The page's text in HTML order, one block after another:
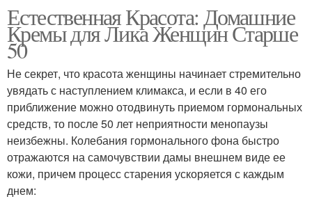
Естественная Красота: Домашние
Кремы для Лика Женщин Старше
50
Не секрет, что красота женщины начинает стремительно
увядать с наступлением климакса, и если в 40 его
приближение можно отодвинуть приемом гормональных
средств, то после 50 лет неприятности менопаузы
неизбежны. Колебания гормонального фона быстро
отражаются на самочувствии дамы внешнем виде ее
кожи, причем процесс старения ускоряется с каждым
днем: